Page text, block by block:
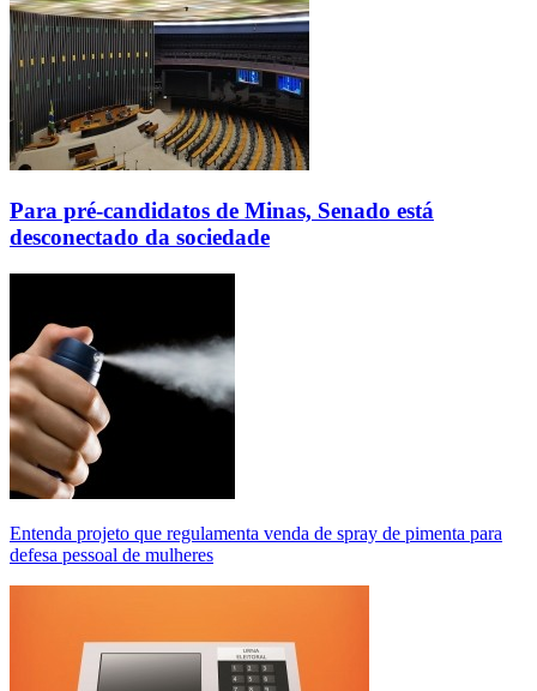
Para pré-candidatos de Minas, Senado está
desconectado da sociedade
Entenda projeto que regulamenta venda de spray de pimenta para
defesa pessoal de mulheres